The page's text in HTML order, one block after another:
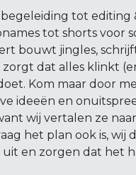
tot editing
tot shorts voor
bouwt jingles,
zorgt dat alles klinkt
Kom maar door
ideeën en
wij vertalen ze
het plan ook is, wij
en zorgen dat het